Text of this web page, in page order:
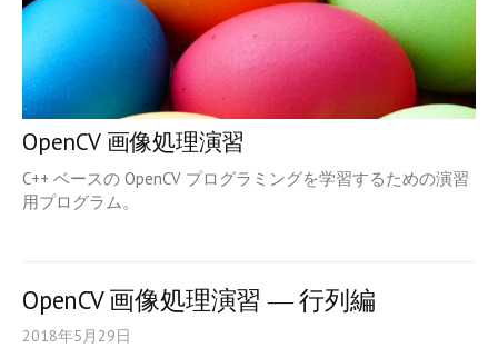
OpenCV 画像処理演習
C++ ベースの OpenCV プログラミングを学習するための演習
用プログラム。
OpenCV 画像処理演習 ― 行列編
2018年5月29日